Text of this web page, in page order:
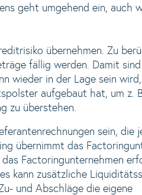
geht umgehend ein, auch
übernehmen. Zu
fällig werden. Damit sind
wieder in der Lage sein
aufgebaut hat, um z.
zu überstehen.
sein, die
übernimmt das
Factoringunternehmen
kann zusätzliche
und Abschläge die eigene